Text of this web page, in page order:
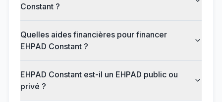
Constant ?
Quelles aides financières pour financer
EHPAD Constant ?
EHPAD Constant est-il un EHPAD public ou
privé ?